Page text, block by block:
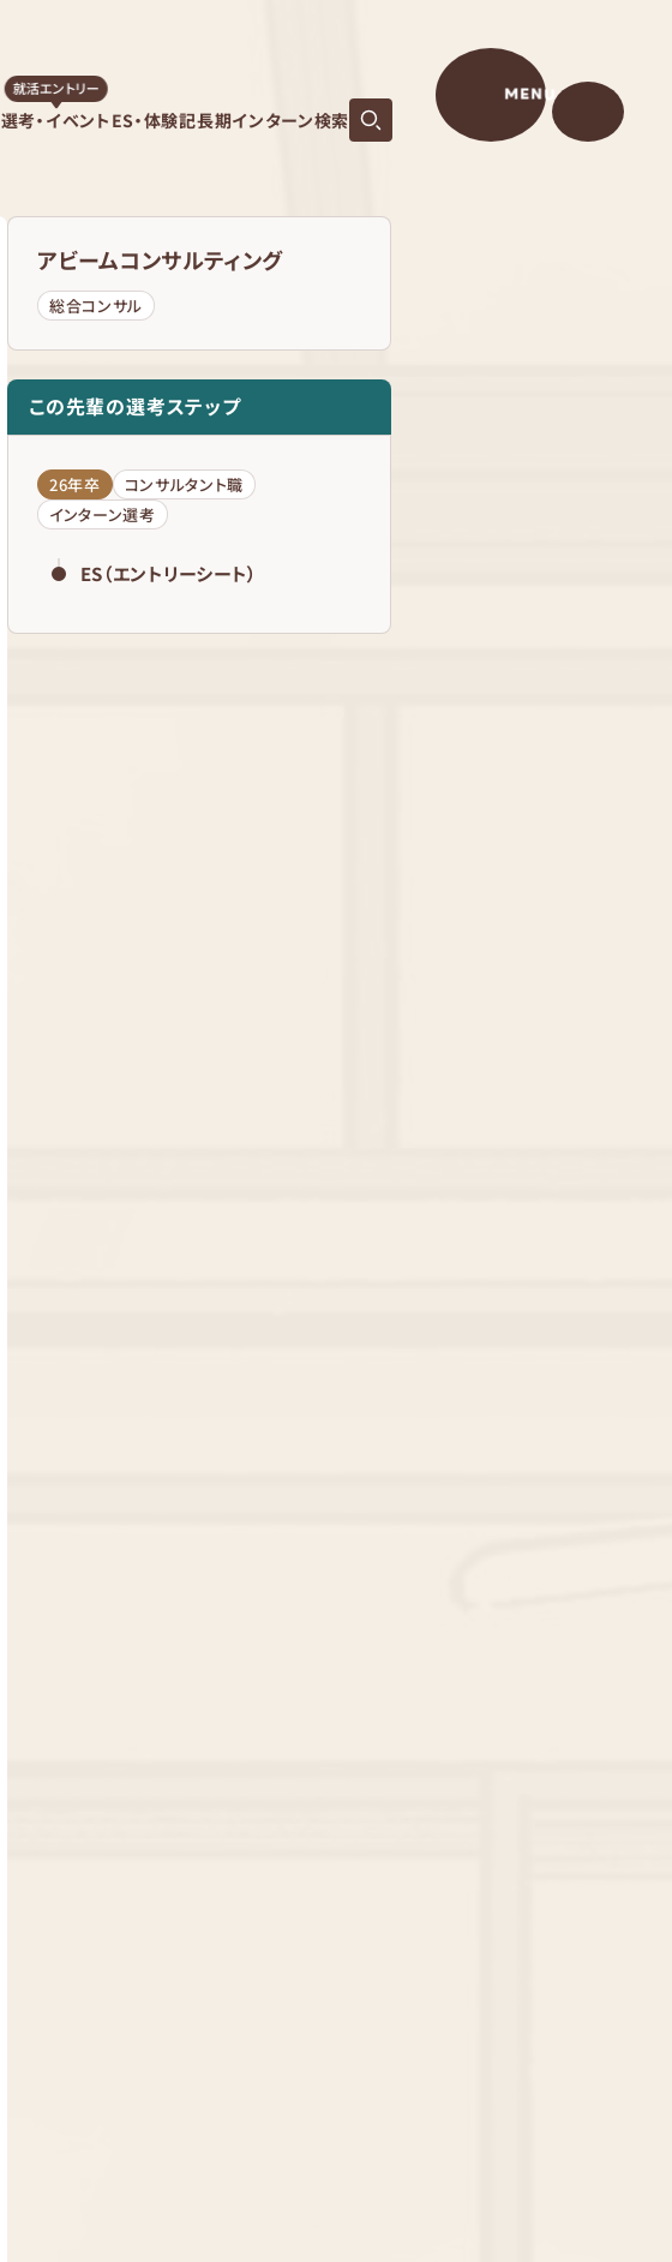
選考・イベント
就活エントリー
ES・体験記長期インターン検索
MENU
アビームコンサルティング
総合コンサル
この先輩の選考ステップ
26年卒
コンサルタント職
インターン選考
ES（エントリーシート）